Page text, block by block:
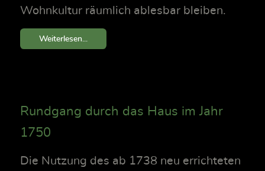
Wohnkultur räumlich ablesbar bleiben.
Weiterlesen...
Rundgang durch das Haus im Jahr
1750
Die Nutzung des ab 1738 neu errichteten